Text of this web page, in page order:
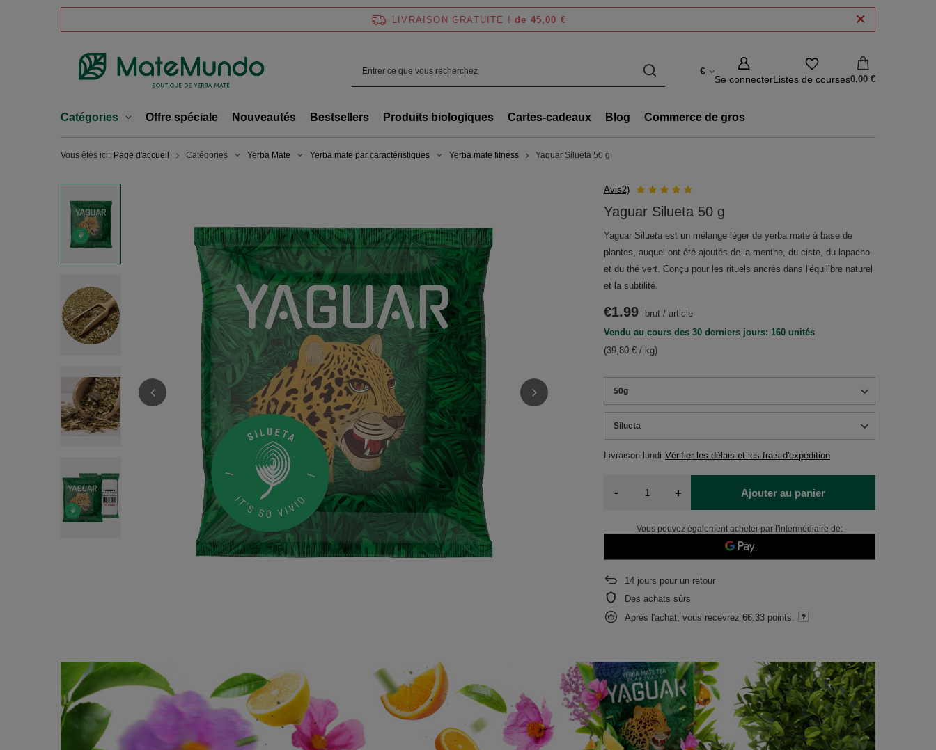
LIVRAISON GRATUITE ! de 45,00 €
€
Se connecterListes de courses0,00 €
Catégories Offre spéciale Nouveautés Bestsellers Produits biologiques Cartes-cadeaux Blog Commerce de gros
Vous êtes ici: Page d'accueil Catégories Yerba Mate Yerba mate par caractéristiques Yerba mate fitness Yaguar Silueta 50 g
Avis2)
Yaguar Silueta 50 g
Yaguar Silueta est un mélange léger de yerba mate à base de
plantes, auquel ont été ajoutés de la menthe, du ciste, du lapacho
et du thé vert. Conçu pour les rituels ancrés dans l'équilibre naturel
et la subtilité.
50g
Silueta
Livraison lundi Vérifier les délais et les frais d'expédition
€1.99 brut /article
Vendu au cours des 30 derniers jours: 160 unités
(39,80 € / kg)
- + Ajouter au panier
Vous pouvez également acheter par l'intermédiaire de:
14 jours pour un retour
Des achats sûrs
Après l'achat, vous recevrez66.33 points.